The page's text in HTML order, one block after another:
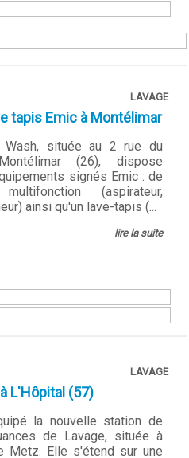
LAVAGE
tapis Emic à Montélimar
située au 2 rue du
(26), dispose
signés Emic : de
(aspirateur,
ainsi qu'un lave-tapis (...
lire la suite
LAVAGE
L'Hôpital (57)
la nouvelle station de
de Lavage, située à
Metz. Elle s'étend sur une